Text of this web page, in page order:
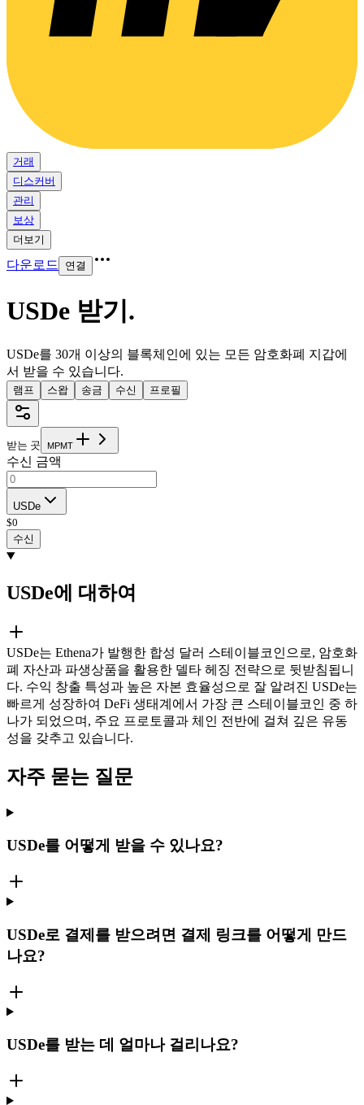
거래
디스커버
관리
보상
더보기
다운로드 연결
USDe 받기.
USDe를 30개 이상의 블록체인에 있는 모든 암호화폐 지갑에
서 받을 수 있습니다.
램프 스왑 송금 수신 프로필
받는 곳 MPMT
수신 금액
USDe
$0
수신
USDe에 대하여
USDe는 Ethena가 발행한 합성 달러 스테이블코인으로, 암호화
폐 자산과 파생상품을 활용한 델타 헤징 전략으로 뒷받침됩니
다. 수익 창출 특성과 높은 자본 효율성으로 잘 알려진 USDe는
빠르게 성장하여 DeFi 생태계에서 가장 큰 스테이블코인 중 하
나가 되었으며, 주요 프로토콜과 체인 전반에 걸쳐 깊은 유동
성을 갖추고 있습니다.
자주 묻는 질문
USDe를 어떻게 받을 수 있나요?
USDe로 결제를 받으려면 결제 링크를 어떻게 만드
나요?
USDe를 받는 데 얼마나 걸리나요?